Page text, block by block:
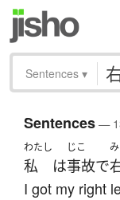
Sentences ▾
Sentences—
わたし
私 は
じこ
事故で
I got my right